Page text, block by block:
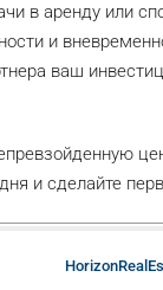
в аренду или
и
ваш
и сделайте